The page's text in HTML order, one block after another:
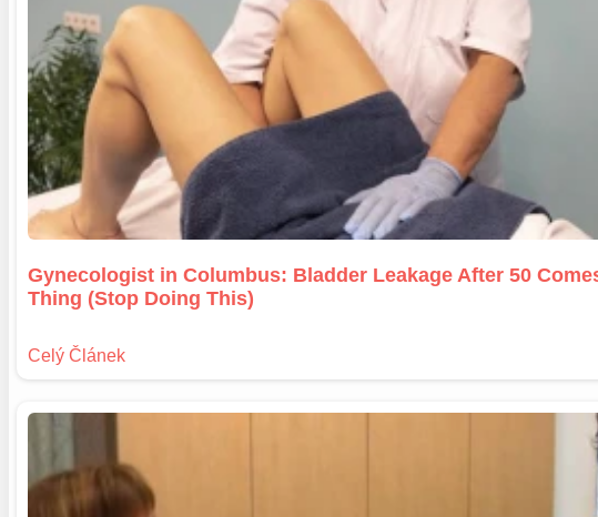
Gynecologist in Columbus: Bladder Leakage After 50
Thing (Stop Doing This)